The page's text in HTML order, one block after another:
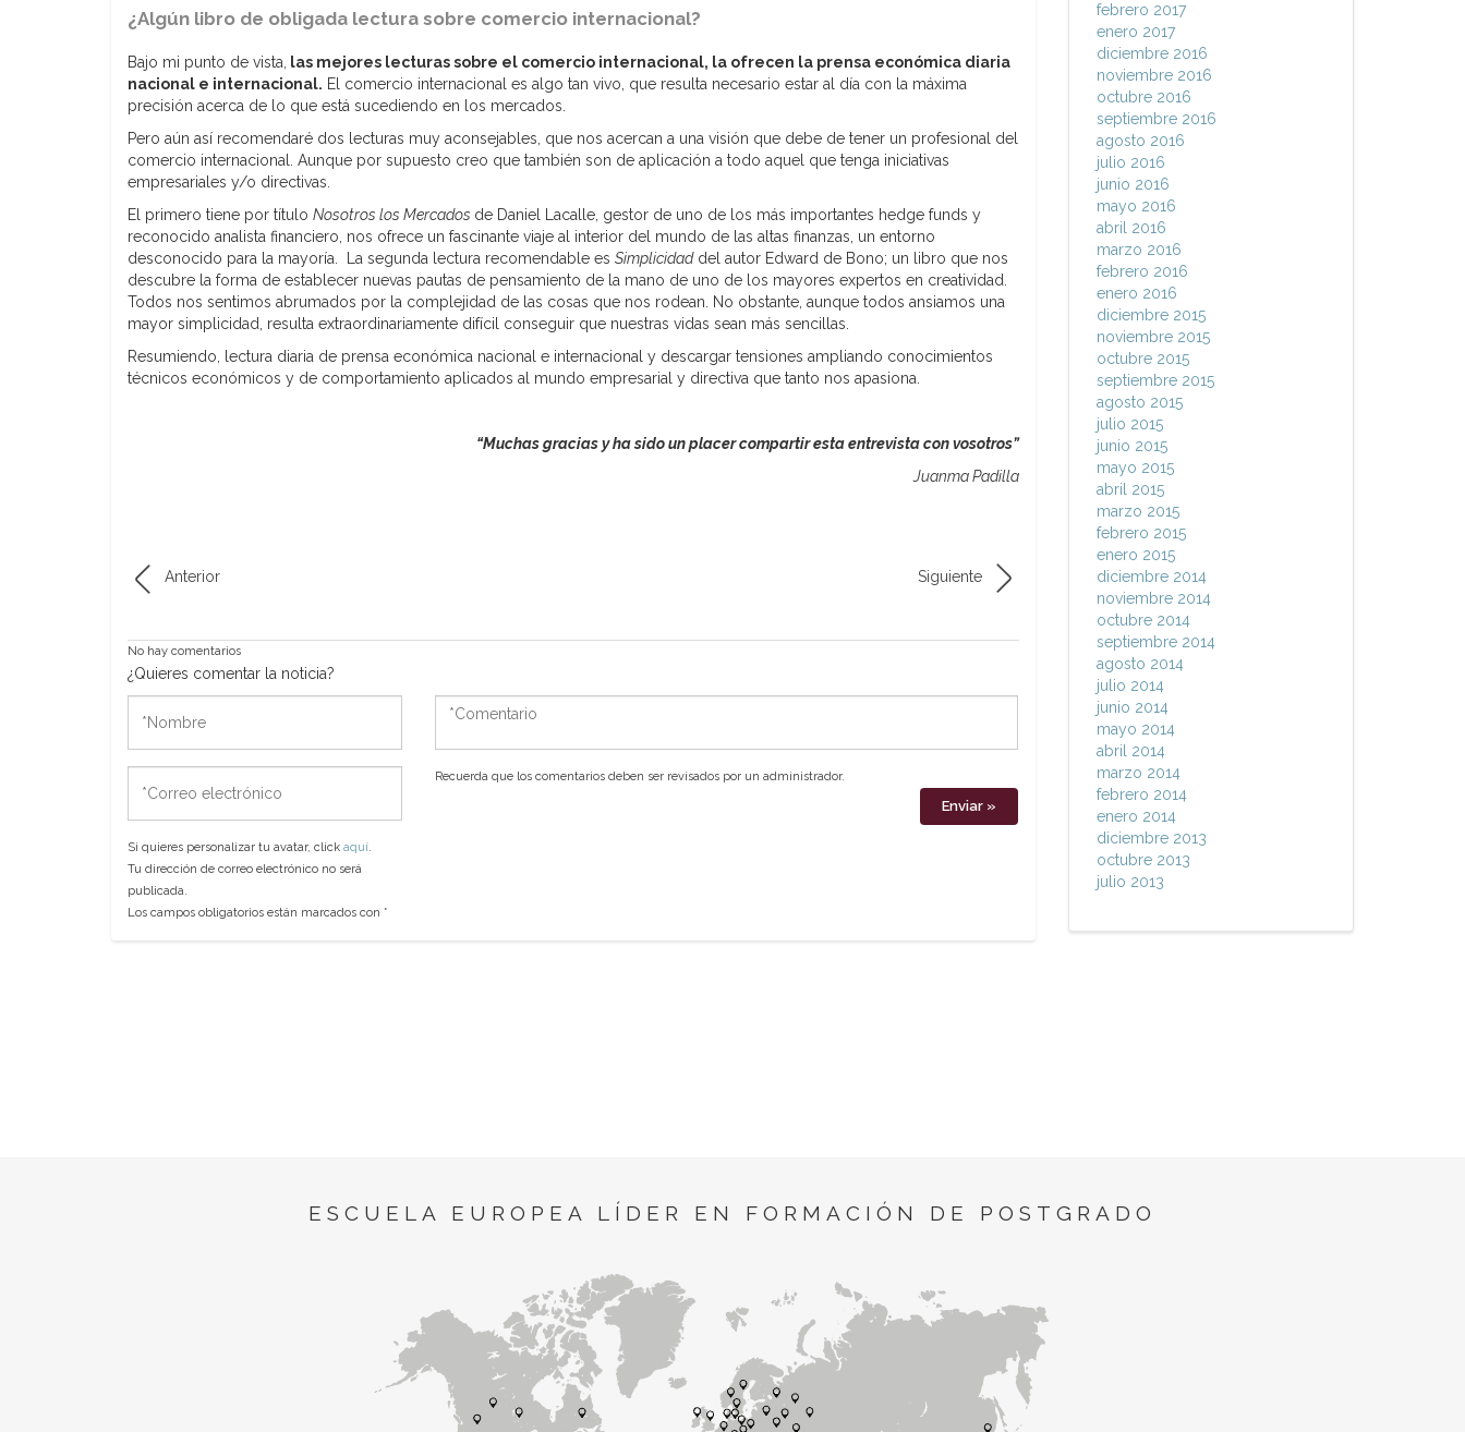
¿Algún libro de obligada lectura sobre comercio internacional?
Bajo mi punto de vista,
las mejores lecturas sobre el comercio internacional, la ofrecen la prensa económica diaria
nacional e internacional. El comercio internacional es algo tan vivo, que resulta necesario estar al día con la máxima
precisión acerca de lo que está sucediendo en los mercados.
Pero aún así recomendaré dos lecturas muy aconsejables, que nos acercan a una visión que debe de tener un profesional del
comercio internacional. Aunque por supuesto creo que también son de aplicación a todo aquel que tenga iniciativas
empresariales y/o directivas.
El primero tiene por título Nosotros los Mercados de Daniel Lacalle, gestor de uno de los más importantes hedge funds y
reconocido analista financiero, nos ofrece un fascinante viaje al interior del mundo de las altas finanzas, un entorno
desconocido para la mayoría. La segunda lectura recomendable es Simplicidaddel autor Edward de Bono; un libro que nos
descubre la forma de establecer nuevas pautas de pensamiento de la mano de uno de los mayores expertos en creatividad.
Todos nos sentimos abrumados por la complejidad de las cosas que nos rodean. No obstante, aunque todos ansiamos una
mayor simplicidad, resulta extraordinariamente difícil conseguir que nuestras vidas sean más sencillas.
Resumiendo, lectura diaria de prensa económica nacional e internacional y descargar tensiones ampliando conocimientos
técnicos económicos y de comportamiento aplicados al mundo empresarial y directiva que tanto nos apasiona.
“Muchas gracias y ha sido un placer compartir esta entrevista con vosotros”
Juanma Padilla
Anterior Siguiente
No hay comentarios
¿Quieres comentar la noticia?
electrónico
Si quieres personalizar tu avatar, click aquí.
Tu dirección de correo electrónico no será
publicada.
Los campos obligatorios están marcados con *
*Comentario
Recuerda que los comentarios deben ser revisados por un administrador.
febrero 2017
enero 2017
diciembre 2016
noviembre 2016
octubre 2016
septiembre 2016
agosto 2016
julio 2016
junio 2016
mayo 2016
abril 2016
marzo 2016
febrero 2016
enero 2016
diciembre 2015
noviembre 2015
octubre 2015
septiembre 2015
agosto 2015
julio 2015
junio 2015
mayo 2015
abril 2015
marzo 2015
febrero 2015
enero 2015
diciembre 2014
noviembre 2014
octubre 2014
septiembre 2014
agosto 2014
julio 2014
junio 2014
mayo 2014
abril 2014
marzo 2014
febrero 2014
enero 2014
diciembre 2013
octubre 2013
julio 2013
ESCUELA EUROPEA LÍDER EN FORMACIÓN DE POSTGRADO